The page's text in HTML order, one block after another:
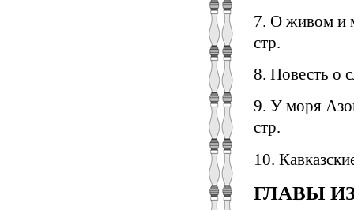
7. О живом и
стр.
8. Повесть о
9. У моря
стр.
10.
ГЛАВЫ